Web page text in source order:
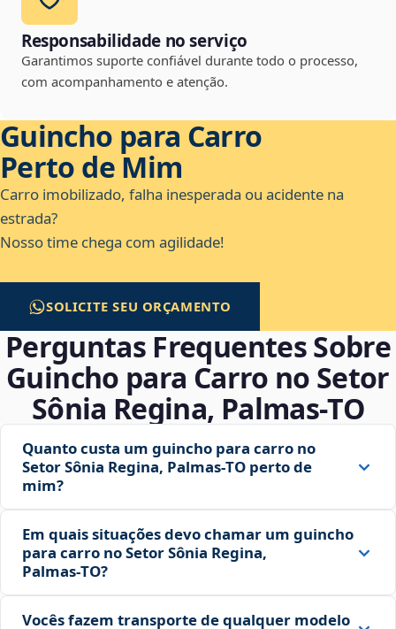
Responsabilidade no serviço
Garantimos suporte confiável durante todo o processo,
com acompanhamento e atenção.
Guincho para Carro
Perto de Mim
Carro imobilizado, falha inesperada ou acidente na
estrada?
Nosso time chega com agilidade!
SOLICITE SEU ORÇAMENTO
Perguntas Frequentes Sobre
Guincho para Carro no Setor
Sônia Regina, Palmas‑TO
Quanto custa um guincho para carro no
Setor Sônia Regina, Palmas‑TO perto de
mim?
Em quais situações devo chamar um guincho
para carro no Setor Sônia Regina,
Palmas‑TO?
Vocês fazem transporte de qualquer modelo